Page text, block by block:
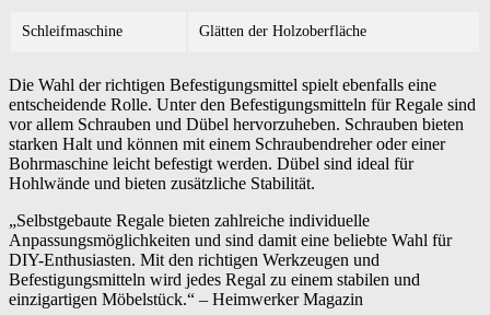
Schleifmaschine Glätten der Holzoberfläche
Die Wahl der richtigen Befestigungsmittel spielt ebenfalls eine
entscheidende Rolle. Unter den Befestigungsmitteln für Regale sind
vor allem Schrauben und Dübel hervorzuheben. Schrauben bieten
starken Halt und können mit einem Schraubendreher oder einer
Bohrmaschine leicht befestigt werden. Dübel sind ideal für
Hohlwände und bieten zusätzliche Stabilität.
„Selbstgebaute Regale bieten zahlreiche individuelle
Anpassungsmöglichkeiten und sind damit eine beliebte Wahl für
DIY-Enthusiasten. Mit den richtigen Werkzeugen und
Befestigungsmitteln wird jedes Regal zu einem stabilen und
einzigartigen Möbelstück.“ – Heimwerker Magazin